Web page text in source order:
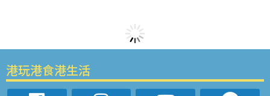
港玩港食港生活